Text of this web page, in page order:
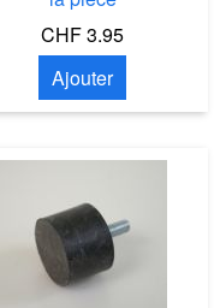
CHF 3.95
Ajouter